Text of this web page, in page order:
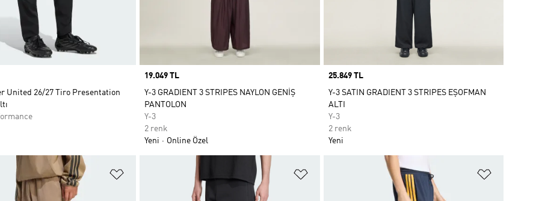
United 26/27 Tiro Presentation
Price
19.049 TL
Y-3 GRADIENT 3 STRIPES NAYLON GENİŞ
PANTOLON
Y-3
2 renk
Yeni
Online Özel
Price
25.849 TL
Y-3 SATIN GRADIENT 3 STRIPES EŞOFMAN
ALTI
Y-3
2 renk
Yeni
Ekle Favori Listesine Ekle Favori Listesine Ekle